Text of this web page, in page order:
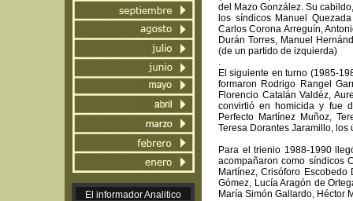
El informador Analitico
del Mazo González. Su
los síndicos Manuel
Carlos Corona Arreguín,
Durán Torres, Manuel
(de un partido de izquierda)
.
El siguiente en turno (1985-
formaron Rodrigo Rangel
Florencio Catalán Valdéz,
convirtió en homicida y fue
Perfecto Martínez Muñoz,
Teresa Dorantes Jaramillo, los
Para el trienio 1988-1990
acompañaron como síndicos
Martínez, Crisóforo
Gómez, Lucía Aragón de
María Simón Gallardo, Héctor